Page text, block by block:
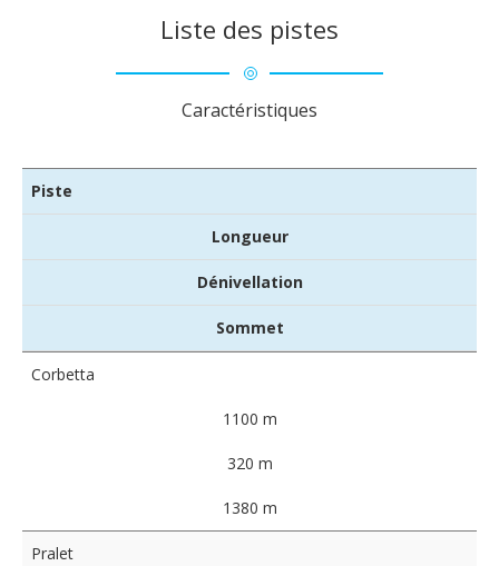
Liste des pistes
Caractéristiques
Piste
Longueur
Dénivellation
Sommet
Corbetta
1100 m
320 m
1380 m
Pralet